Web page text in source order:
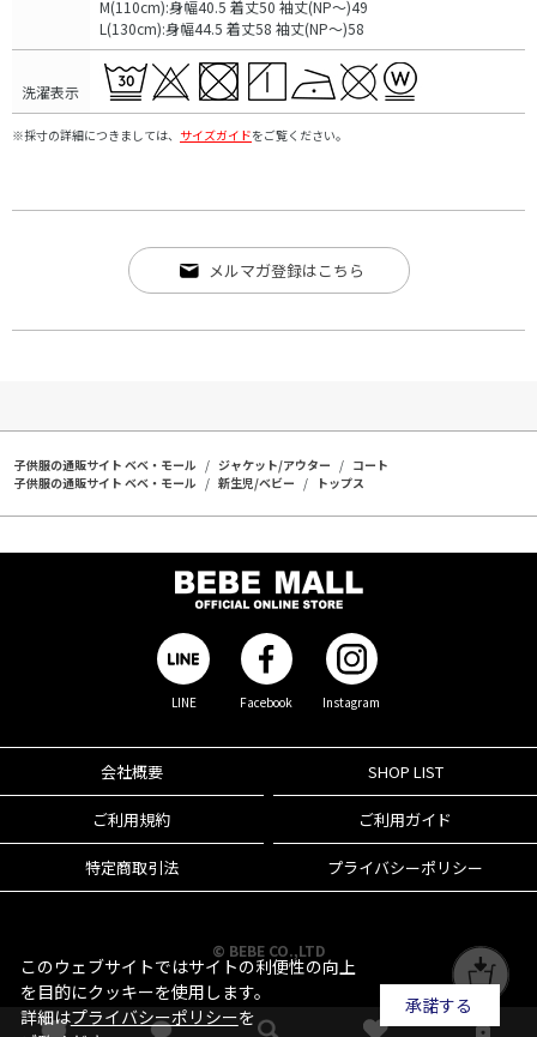
M(110cm):身幅40.5 着丈50 袖丈(NP～)49
L(130cm):身幅44.5 着丈58 袖丈(NP～)58
洗濯表示
※採寸の詳細につきましては、 サイズガイドをご覧ください。
メルマガ登録はこちら
子供服の通販サイト ベベ・モール ジャケット/アウター
コート
子供服の通販サイト ベベ・モール
新生児/ベビー トップス
LINE Facebook Instagram
会社概要 SHOP LIST
ご利用規約 ご利用ガイド
特定商取引法 プライバシーポリシー
© BEBE CO.,LTD
このウェブサイトではサイトの利便性の向上
を目的にクッキーを使用します。
詳細はプライバシーポリシーを
承諾する